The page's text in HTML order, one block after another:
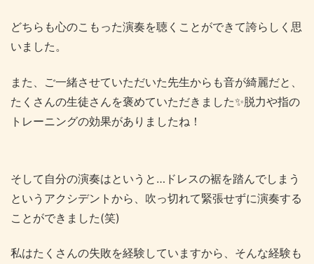
どちらも心のこもった演奏を聴くことができて誇らしく思
いました。
また、ご一緒させていただいた先生からも音が綺麗だと、
たくさんの生徒さんを褒めていただきました✨脱力や指の
トレーニングの効果がありましたね！
そして自分の演奏はというと…ドレスの裾を踏んでしまう
というアクシデントから、吹っ切れて緊張せずに演奏する
ことができました(笑)
私はたくさんの失敗を経験していますから、そんな経験も